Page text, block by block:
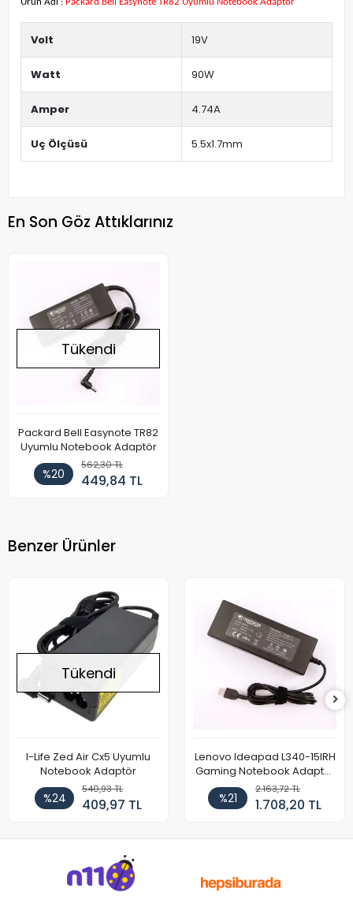
Ürün Adı : Packard Bell Easynote TR82 Uyumlu Notebook Adaptör
Volt 19V
Watt 90W
Amper 4.74A
Uç Ölçüsü 5.5x1.7mm
En Son Göz Attıklarınız
Tükendi
Packard Bell Easynote TR82
Uyumlu Notebook Adaptör
%20
562,30 TL
449,84 TL
Benzer Ürünler
Tükendi
I-Life Zed Air Cx5 Uyumlu
Notebook Adaptör
%24
540,93 TL
409,97 TL
Lenovo Ideapad L340-15IRH
Gaming Notebook Adaptör
Cihazı Şarj Aleti (150W)
%21
2.163,72 TL
1.708,20 TL